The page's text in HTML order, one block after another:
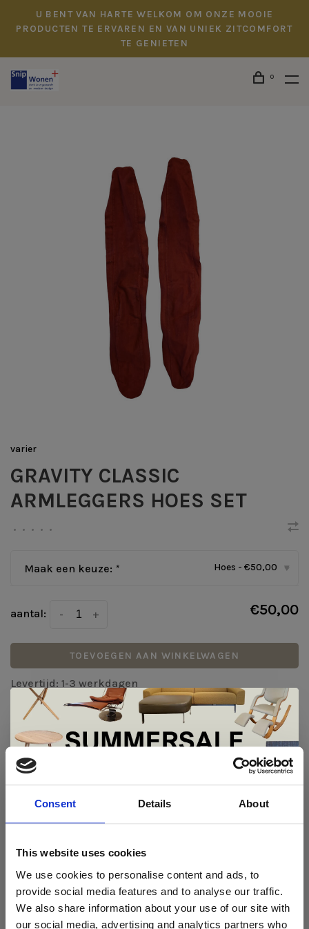
Consent Details About
This website uses cookies
We use cookies to personalise content and ads, to
provide social media features and to analyse our traffic.
We also share information about your use of our site with
our social media, advertising and analytics partners who
U BENT VAN HARTE WELKOM OM ONZE MOOIE
PRODUCTEN TE ERVAREN EN VAN UNIEK ZITCOMFORT
TE GENIETEN
0
varier
GRAVITY CLASSIC
ARMLEGGERS HOES SET
• • • • •
Maak een keuze: * Hoes - €50,00 ▾
aantal: +
- €50,00
TOEVOEGEN AAN WINKELWAGEN
Levertijd: 1-3 werkdagen
Dinamica
REVIEWS
0 sterren op basis van 0 beoordelingen
JE BEOORDELING TOEVOEGEN
De Summer Sale bij Snip Wonen+ is
gestart!
woonaccessoires aan te schaffen met aantrekkelijke kortingen.
In onze showroom vind je een uitgebreide selectie
designmeubelen van gerenommeerde Nederlandse en Europese
merken. Onder andere showroommodellen vanHarvink ,